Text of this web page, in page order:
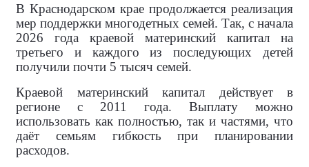
В Краснодарском крае продолжается реализация
мер поддержки многодетных семей. Так, с начала
2026 года краевой материнский капитал на
третьего и каждого из последующих детей
получили почти 5 тысяч семей.
Краевой материнский капитал действует в
регионе с 2011 года. Выплату можно
использовать как полностью, так и частями, что
даёт семьям гибкость при планировании
расходов.